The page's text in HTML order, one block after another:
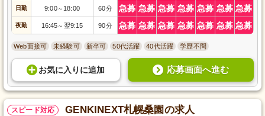
日勤 9:00～ 18:00 60分 急募 急募 急募 急募 急募 急募 急募
夜勤 16:45～ 翌9:15 90分 急募 急募 急募 急募 急募 急募 急募
Web面接可 未経験可 新卒可 50代活躍 40代活躍 学歴不問
お気に入り に追加 応募画面へ進む
スピード対応 GENKINEXT札幌桑園の求人